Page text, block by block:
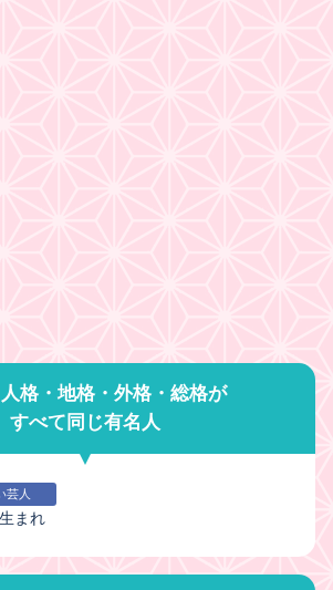
格・地格・外格・総格が
すべて同じ有名人
芸人
まれ